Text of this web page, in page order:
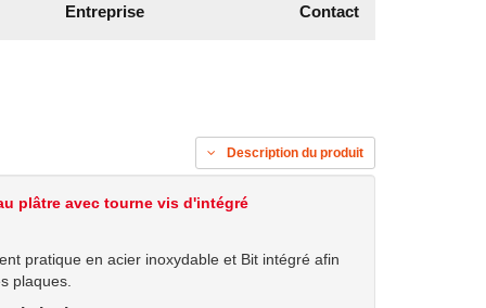
Entreprise Contact
Description du produit
plâtre avec tourne vis d'intégré
pratique en acier inoxydable et Bit intégré afin
plaques.